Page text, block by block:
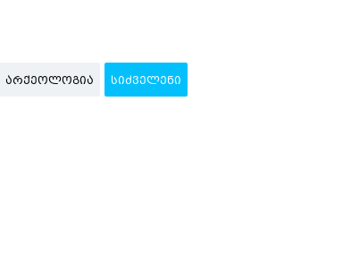
ᲐᲠᲥᲔᲝᲚᲝᲒᲘᲐ ᲡᲘᲫᲕᲔᲚᲔᲜᲘ